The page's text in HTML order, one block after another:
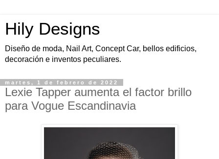
Hily Designs
Diseño de moda, Nail Art, Concept Car, bellos edificios,
decoración e inventos peculiares.
martes, 1 de febrero de 2022
Lexie Tapper aumenta el factor brillo
para Vogue Escandinavia